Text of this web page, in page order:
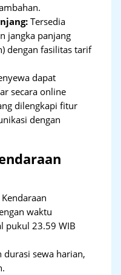
Tersedia
jangka panjang
dengan fasilitas tarif
dapat
secara online
dilengkapi fitur
dengan
waktu
pukul 23.59 WIB
sewa harian,